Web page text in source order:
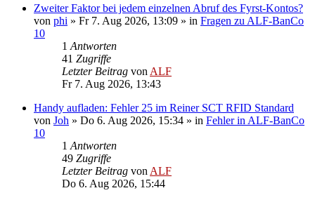
Zweiter Faktor bei jedem einzelnen Abruf des Fyrst-Kontos?
von phi » Fr 7. Aug 2026, 13:09 » in Fragen zu ALF-BanCo
10
1 Antworten
41 Zugriffe
Letzter Beitrag von ALF
Fr 7. Aug 2026, 13:43
Handy aufladen: Fehler 25 im Reiner SCT RFID Standard
von Joh » Do 6. Aug 2026, 15:34 » in Fehler in ALF-BanCo
10
1 Antworten
49 Zugriffe
Letzter Beitrag von ALF
Do 6. Aug 2026, 15:44